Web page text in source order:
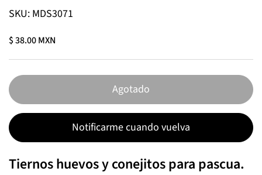
SKU: MDS3071
$ 38.00 MXN
Agotado
Notificarme cuando vuelva
Tiernos huevos y conejitos para pascua.